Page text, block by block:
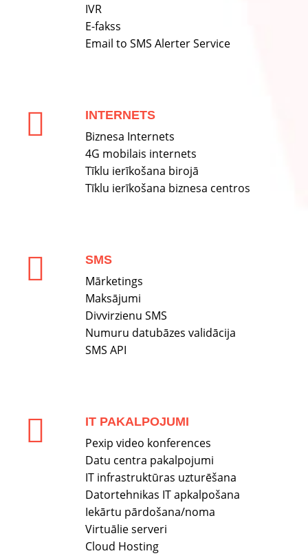
IVR
E-fakss
Email to SMS Alerter Service
INTERNETS
Biznesa Internets
4G mobilais internets
Tīklu ierīkošana birojā
Tīklu ierīkošana biznesa centros
SMS
Mārketings
Maksājumi
Divvirzienu SMS
Numuru datubāzes validācija
SMS API
IT PAKALPOJUMI
Pexip video konferences
Datu centra pakalpojumi
IT infrastruktūras uzturēšana
Datortehnikas IT apkalpošana
Iekārtu pārdošana/noma
Virtuālie serveri
Cloud Hosting